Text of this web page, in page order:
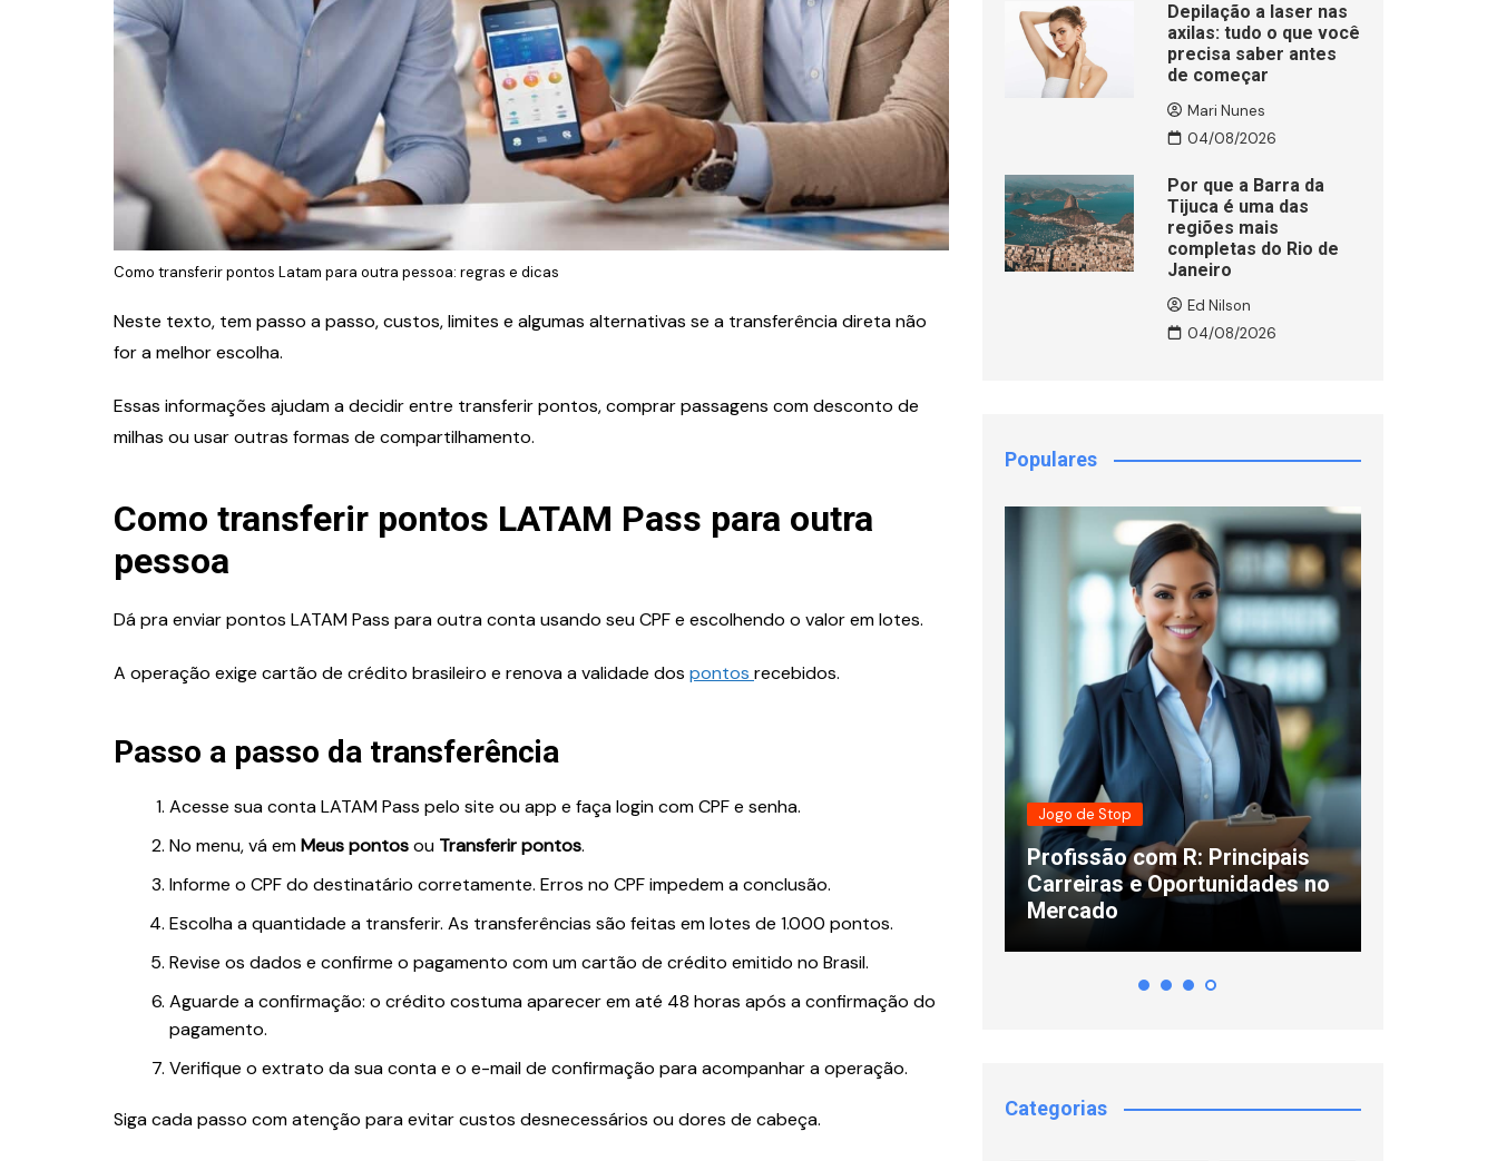
Como transferir pontos Latam para outra pessoa: regras e dicas
Neste texto, tem passo a passo, custos, limites e algumas alternativas se a transferência direta não
for a melhor escolha.
Essas informações ajudam a decidir entre transferir pontos, comprar passagens com desconto de
milhas ou usar outras formas de compartilhamento.
Como transferir pontos LATAM Pass para outra
pessoa
Dá pra enviar pontos LATAM Pass para outra conta usando seu CPF e escolhendo o valor em lotes.
A operação exige cartão de crédito brasileiro e renova a validade dos pontos recebidos.
Passo a passo da transferência
Acesse sua conta LATAM Pass pelo site ou app e faça login com CPF e senha.
No menu, vá emMeus pontosou Transferir pontos.
Informe o CPF do destinatário corretamente. Erros no CPF impedem a conclusão.
Escolha a quantidade a transferir. As transferências são feitas em lotes de 1.000 pontos.
Revise os dados e confirme o pagamento com um cartão de crédito emitido no Brasil.
Aguarde a confirmação: o crédito costuma aparecer em até 48 horas após a confirmação do
pagamento.
Verifique o extrato da sua conta e o e-mail de confirmação para acompanhar a operação.
Siga cada passo com atenção para evitar custos desnecessários ou dores de cabeça.
Depilação a laser nas
axilas: tudo o que você
precisa saber antes
de começar
Mari Nunes
04/08/2026
Por que a Barra da
Tijuca é uma das
regiões mais
completas do Rio de
Janeiro
Ed Nilson
04/08/2026
Populares
que iniciam com a letra
Significados e Como
Idade
Quem nasceu em 2011 tem
quantos anos em 2026? Veja
como calcular e detalhes
Idade
quantos anos em 2026? Saiba
o cálculo
Jogo de Stop
Profissão com R: Principais
Carreiras e Oportunidades no
Mercado
Categorias